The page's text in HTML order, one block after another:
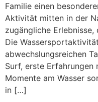
Familie einen
Aktivität mitten in der
zugängliche
Die
abwechslungsreichen
Surf, erste Erfahrungen
Momente am Wasser
in […]